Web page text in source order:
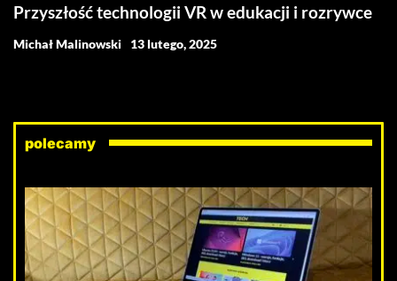
Przyszłość technologii VR w edukacji i rozrywce
Michał Malinowski 13 lutego, 2025
polecamy